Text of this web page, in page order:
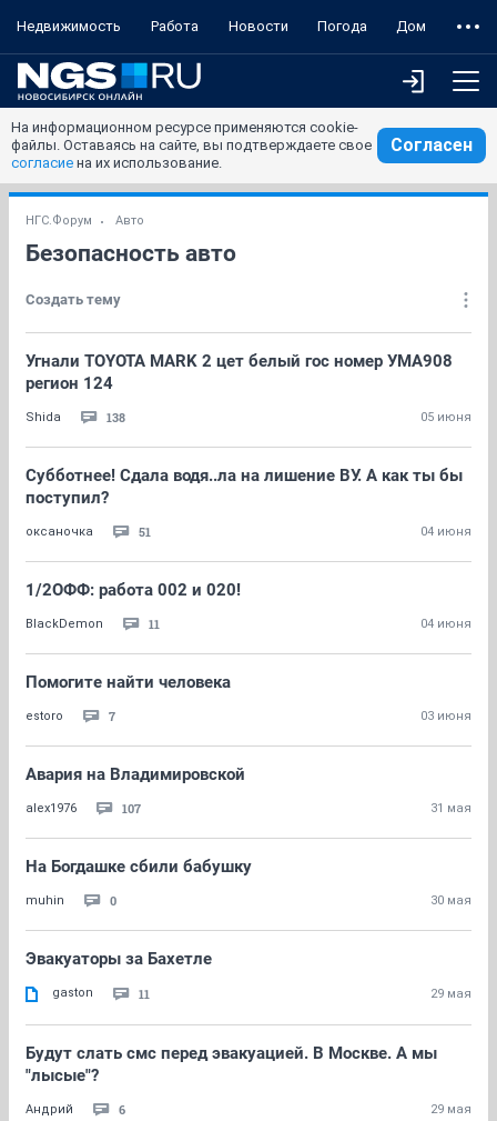
Недвижимость Работа Новости Погода Дом
На информационном ресурсе применяются cookie-
файлы. Оставаясь на сайте, вы подтверждаете свое
согласие на их использование.
Согласен
НГС.Форум Авто
Безопасность авто
Создать тему
Угнали TOYOTA MARK 2 цет белый гос номер УМА908
регион 124
Shida 138 05 июня
Субботнее! Сдала водя..ла на лишение ВУ. А как ты бы
поступил?
оксаночка 51 04 июня
1/2ОФФ: работа 002 и 020!
BlackDemon 11 04 июня
Помогите найти человека
еstoro 7 03 июня
Авария на Владимировской
alex1976 107 31 мая
На Богдашке сбили бабушку
muhin 0 30 мая
Эвакуаторы за Бахетле
gaston 11 29 мая
Будут слать смс перед эвакуацией. В Москве. А мы
"лысые"?
Андрий 6 29 мая